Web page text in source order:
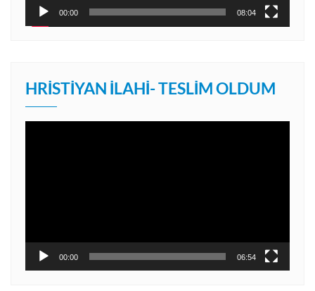
00:00 08:04
HRISTIYAN İLAHI- TESLIM OLDUM
00:00 06:54